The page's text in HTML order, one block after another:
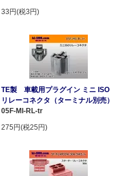
33円(税3円)
TE製 車載用プラグイン ミニ ISO
リレーコネクタ（ターミナル別売）
05F-MI-RL-tr
275円(税25円)